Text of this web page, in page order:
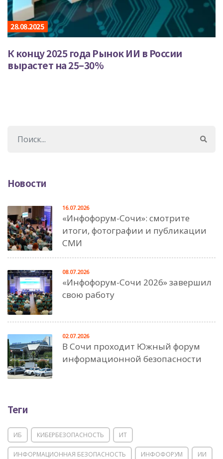
28.08.2025
К концу 2025 года Рынок ИИ в России
вырастет на 25–30%
Новости
«Инфофорум-Сочи»: смотрите
итоги, фотографии и публикации
СМИ
16.07.2026
«Инфофорум-Сочи 2026» завершил
свою работу
08.07.2026
В Сочи проходит Южный форум
информационной безопасности
02.07.2026
Теги
ИБ КИБЕРБЕЗОПАСНОСТЬ ИТ
ИНФОРМАЦИОННАЯ БЕЗОПАСНОСТЬ ИНФОФОРУМ ИИ